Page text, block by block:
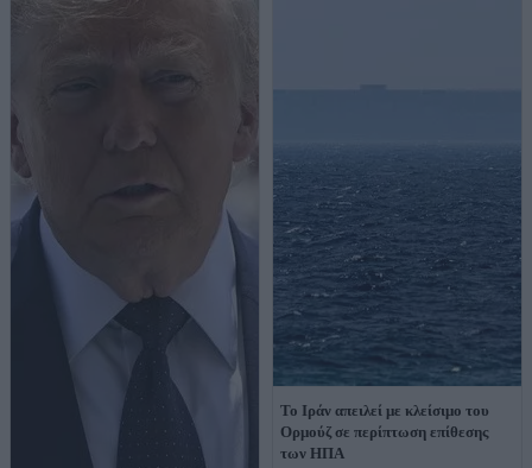
Το Ιράν απειλεί με κλείσιμο του
Ορμούζ σε περίπτωση επίθεσης
των ΗΠΑ